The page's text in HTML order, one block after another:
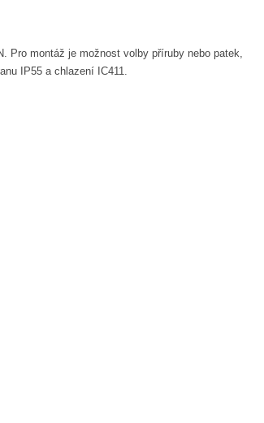
Pro montáž je možnost volby příruby nebo patek,
IP55 a chlazení IC411.